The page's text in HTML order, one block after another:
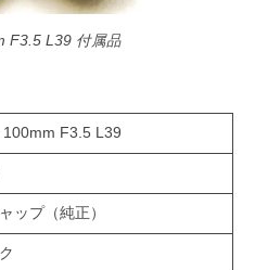
F3.5 L39 付属品
F3.5 L39
ップ（純正）